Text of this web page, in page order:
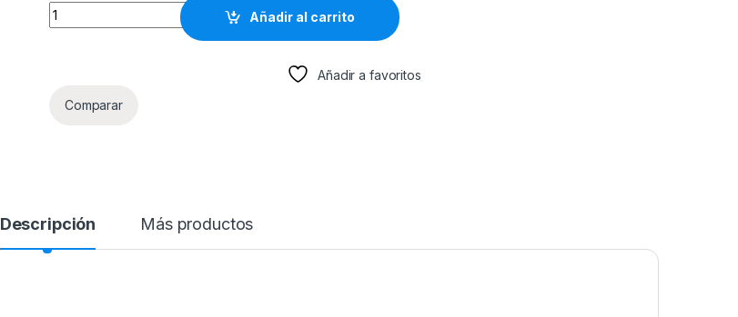
AeroSIM RC + Remote Controller quantity
Añadir al carrito
Añadir a favoritos
Comparar
Descripción Más productos